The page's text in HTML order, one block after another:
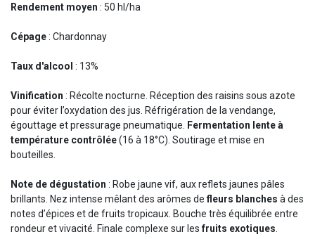
Rendement moyen : 50 hl/ha
Cépage: Chardonnay
Taux d'alcool : 13%
Vinification : Récolte nocturne. Réception des raisins sous azote
pour éviter l’oxydation des jus. Réfrigération de la vendange,
égouttage et pressurage pneumatique. Fermentation lente à
température contrôlée(16 à 18°C). Soutirage et mise en
bouteilles.
Note de dégustation : Robe jaune vif, aux reflets jaunes pâles
brillants. Nez intense mêlant des arômes defleurs blanches à des
notes d’épices et de fruits tropicaux. Bouche très équilibrée entre
rondeur et vivacité. Finale complexe sur lesfruits exotiques.